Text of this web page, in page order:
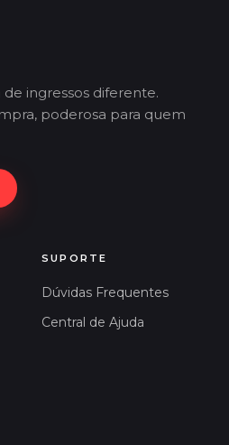
ingressos diferente.
poderosa para quem
SUPORTE
Dúvidas Frequentes
Central de Ajuda